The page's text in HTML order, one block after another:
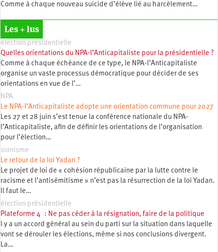
Comme à chaque nouveau suicide d’élève lié au harcèlement…
Les + lus
élection présidentielle
Quelles orientations du NPA-l’Anticapitaliste pour la présidentielle ?
Comme à chaque échéance de ce type, le NPA-l’Anticapitaliste
organise un vaste processus démocratique pour décider de ses
orientations en vue de l’…
NPA
Le NPA-l’Anticapitaliste adopte une orientation commune pour 2027
Les 27 et 28 juin s’est tenue la conférence nationale du NPA-
l’Anticapitaliste, afin de définir les orientations de l’organisation
pour l’élection…
sionisme
Le retour de la loi Yadan ?
Le projet de loi de « cohésion républicaine par la lutte contre le
racisme et l’antisémitisme » n’est pas la résurrection de la loi Yadan.
Il faut le…
élection présidentielle
Plateforme 4 : Ne pas céder à la résignation, faire de la politique
l y a un accord général au sein du parti sur la situation dans laquelle
vont se dérouler les élections, même si nos conclusions divergent.
La…